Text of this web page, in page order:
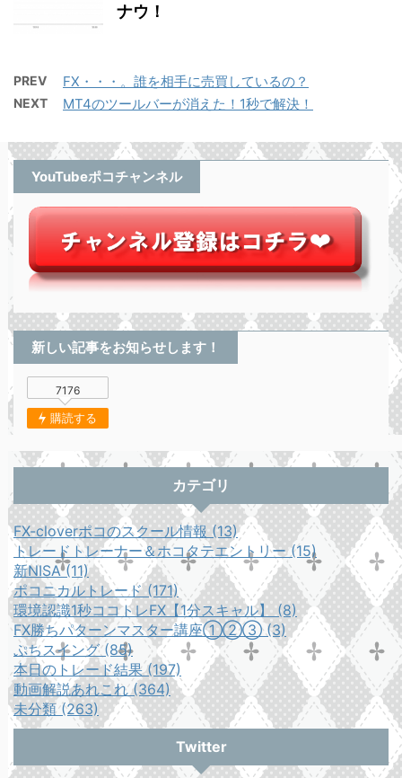
ナウ！
PREV FX・・・。誰を相手に売買しているの？
NEXT MT4のツールバーが消えた！1秒で解決！
YouTubeポコチャンネル
新しい記事をお知らせします！
7176
購読する
カテゴリ
FX-cloverポコのスクール情報 (13)
トレードトレーナー＆ホコタテエントリー (15)
新NISA (11)
ポコニカルトレード (171)
環境認識1秒ココトレFX【1分スキャル】 (8)
FX勝ちパターンマスター講座①②③ (3)
ぷちスイング (85)
本日のトレード結果 (197)
動画解説あれこれ (364)
未分類 (263)
Twitter